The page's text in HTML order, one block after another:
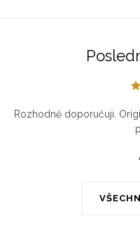
Rozhodně doporučuji.